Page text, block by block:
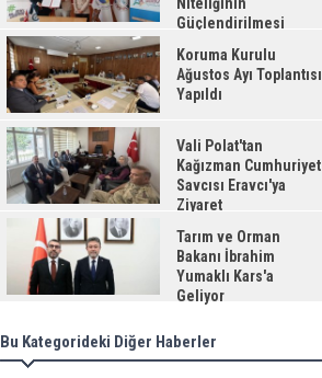
Güçlendirilmesi
Projesi"
Koruma Kurulu
Ağustos Ayı Toplantısı
Yapıldı
Vali Polat'tan
Kağızman Cumhuriyet
Savcısı Eravcı'ya
Ziyaret
Tarım ve Orman
Bakanı İbrahim
Yumaklı Kars'a
Geliyor
Bu Kategorideki Diğer Haberler